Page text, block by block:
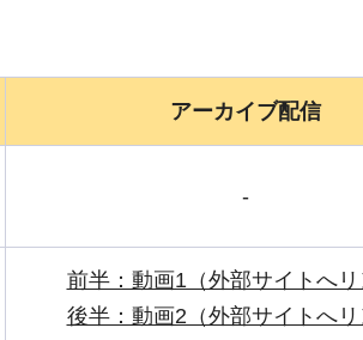
アーカイブ配信
-
前半：動画1（外部サイトへリ
後半：動画2（外部サイトへリ